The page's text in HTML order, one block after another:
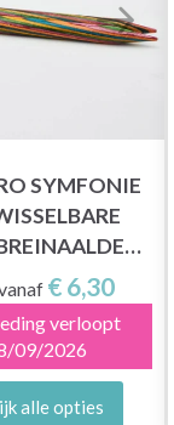
SYMFONIE
12.00 MM)
€ 6,30
verloopt
09/2026
alle opties